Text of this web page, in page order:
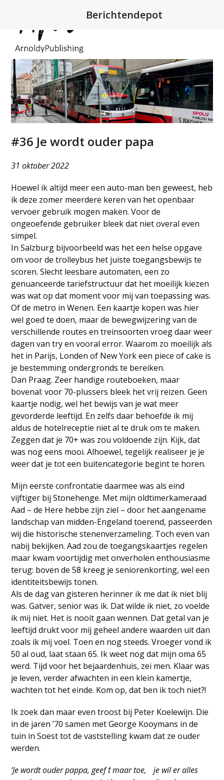
content
menu
menu
Berichtendepot
#36 Je wordt ouder papa
31 oktober 2022
Hoewel ik altijd meer een auto-man ben geweest, heb
ik deze zomer meerdere keren van het openbaar
vervoer gebruik mogen maken. Voor de
ongeoefende gebruiker bleek dat niet overal even
simpel.
In Salzburg bijvoorbeeld was het een helse opgave
om voor de trolleybus het juiste toegangsbewijs te
scoren. Slecht leesbare automaten, een zo
genuanceerde tariefstructuur dat het moeilijk kiezen
was wat op dat moment voor mij van toepassing was.
Of de metro in Wenen. Een kaartje kopen was hier
wel goed te doen, maar de bewegwijzering van de
verschillende routes en treinsoorten vroeg daar weer
dagen van try en vooral error. Waarom zo moeilijk als
het in Parijs, Londen of New York een piece of cake is
je bestemming ondergronds te bereiken.
Dan Praag. Zeer handige routeboeken, maar
bovenal: voor 70-plussers bleek het vrij reizen. Geen
kaartje nodig, wel het bewijs van je wat meer
gevorderde leeftijd. En zelfs daar behoefde ik mij
aldus de hotelreceptie niet al te druk om te maken.
Zeggen dat je 70+ was zou voldoende zijn. Kijk, dat
was nog eens mooi. Alhoewel, tegelijk realiseer je je
weer dat je tot een buitencategorie begint te horen.
Mijn eerste confrontatie daarmee was als eind
vijftiger bij Stonehenge. Met mijn oldtimerkameraad
Aad – de Here hebbe zijn ziel – door het aangename
landschap van midden-Engeland toerend, passeerden
wij die historische stenenverzameling. Toch even van
nabij bekijken. Aad zou de toegangskaartjes regelen
maar kwam voortijdig met onverholen enthousiasme
terug: boven de 58 kreeg je seniorenkorting, wel een
identiteitsbewijs tonen.
Als de dag van gisteren herinner ik me dat ik niet blij
was. Gatver, senior was ik. Dat wilde ik niet, zo voelde
ik mij niet. Het is nooit gaan wennen. Dat getal van je
leeftijd drukt voor mij geheel andere waarden uit dan
zoals ik mij voel. Toen en nog steeds. Vroeger vond ik
50 al oud, laat staan 65. Ik weet nog dat mijn oma 65
werd. Tijd voor het bejaardenhuis, zei men. Klaar was
je leven, verder afwachten in een klein kamertje,
wachten tot het einde. Kom op, dat ben ik toch niet?!
Ik zoek dan maar even troost bij Peter Koelewijn. Die
in de jaren ’70 samen met George Kooymans in de
tuin in Soest tot de vaststelling kwam dat ze ouder
werden.
‘Je wordt ouder pappa, geef ´t maar toe, je wil er alles